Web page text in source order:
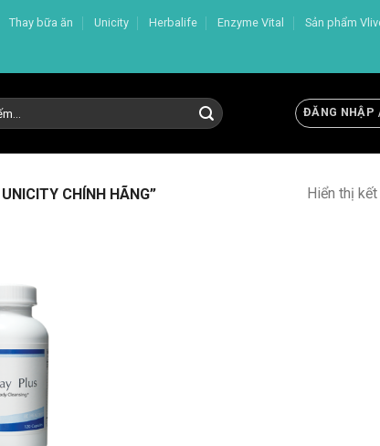
Thay bữa ăn Unicity Herbalife Enzyme Vital Sản phẩm
ĐĂNG NHẬP
CHÍNH HÃNG” Hiển thị